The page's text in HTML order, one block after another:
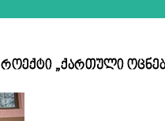
„ქართული